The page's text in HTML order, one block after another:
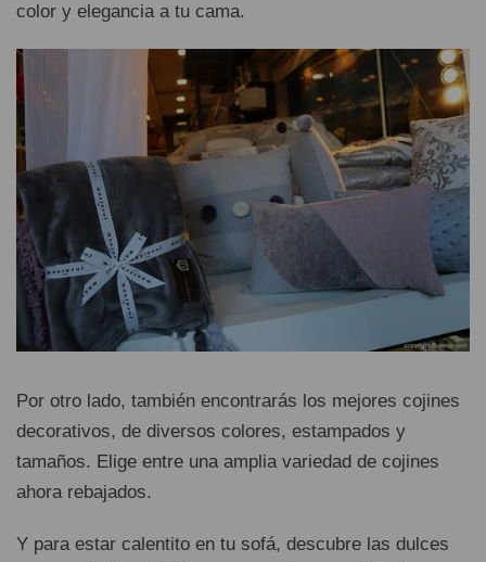
color y elegancia a tu cama.
Por otro lado, también encontrarás los mejores cojines
decorativos, de diversos colores, estampados y
tamaños. Elige entre una amplia variedad de cojines
ahora rebajados.
Y para estar calentito en tu sofá, descubre las dulces